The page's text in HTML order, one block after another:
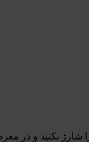
شارژ نکنید و در